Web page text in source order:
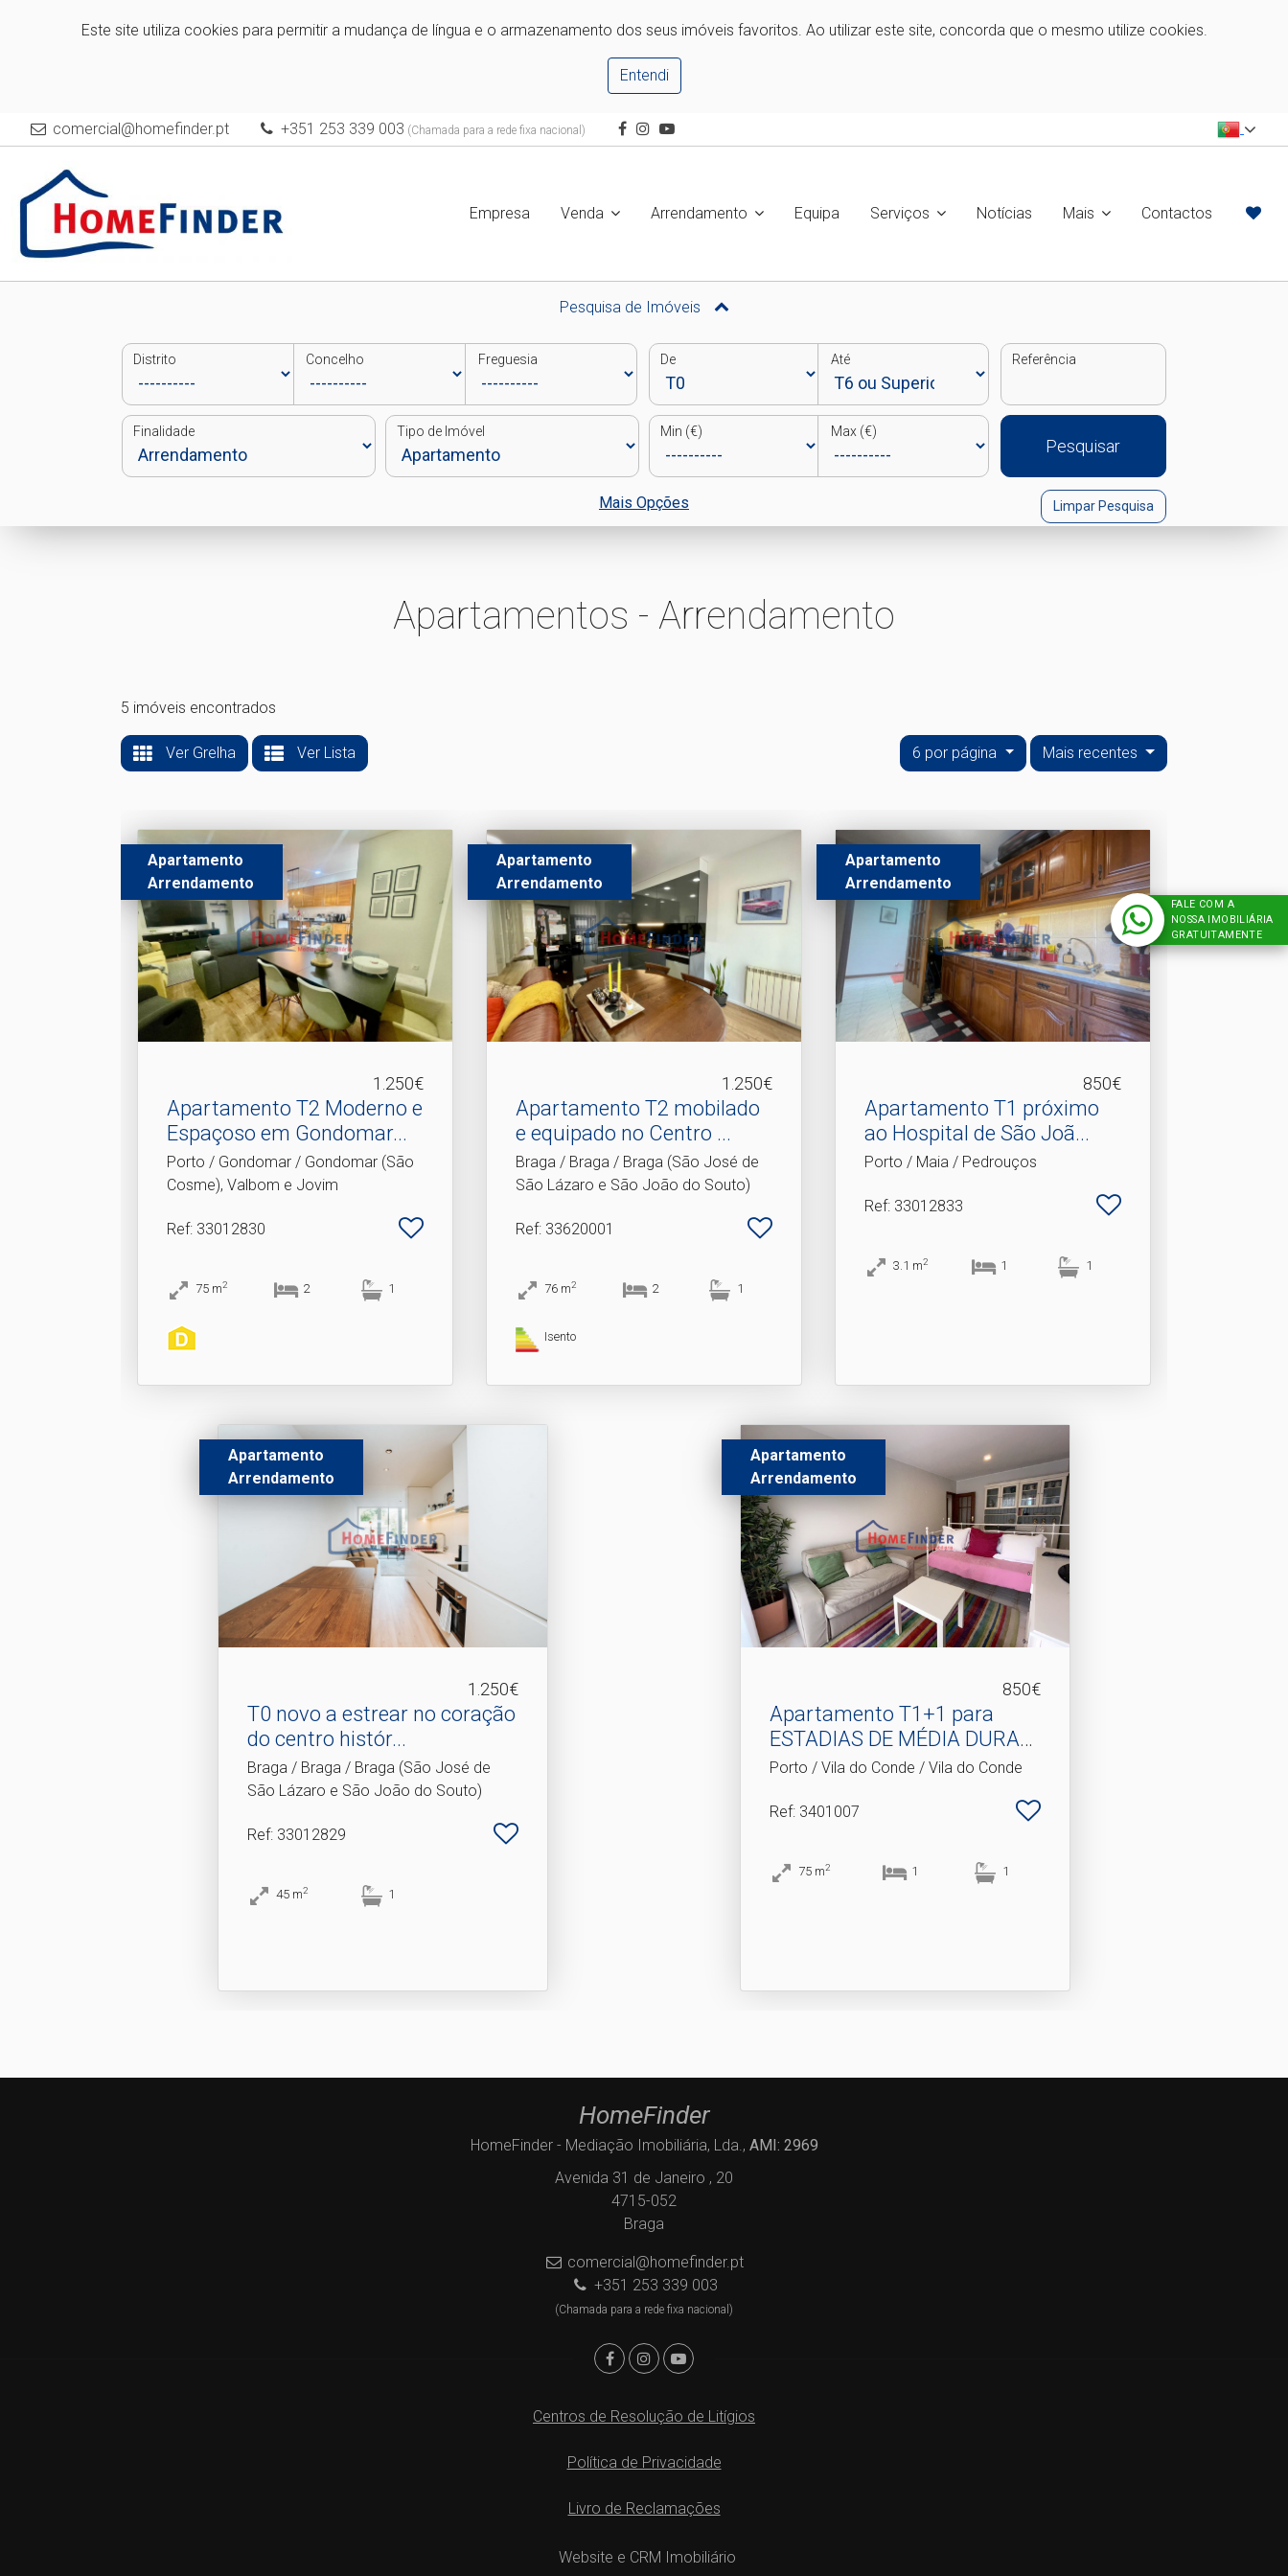
Este site utiliza cookies para permitir a mudança de língua e o armazenamento dos seus imóveis favoritos. Ao utilizar este site, concorda que o mesmo utilize cookies.
Entendi
comercial@homefinder.pt +351 253 339 003 (Chamada para a rede fixa nacional)
Empresa Venda Arrendamento Equipa Serviços Notícias Mais Contactos
Pesquisa de Imóveis
Distrito Concelho Freguesia De Até Referência
Finalidade Tipo de Imóvel Min (€) Max (€)
Pesquisar
Mais Opções Limpar Pesquisa
Apartamentos - Arrendamento
5 imóveis encontrados
Ver Grelha Ver Lista 6 por página Mais recentes
Apartamento
Arrendamento
1.250€
Apartamento T2 Moderno e
Espaçoso em Gondomar.​..
Porto / Gondomar / Gondomar (São
Cosme), Valbom e Jovim
Ref: 33012830
75 m2 2 1
Apartamento
Arrendamento
1.250€
Apartamento T2 mobilado
e equipado no Centro .​..
Braga / Braga / Braga (São José de
São Lázaro e São João do Souto)
Ref: 33620001
76 m2 2 1
Isento
Apartamento
Arrendamento
850€
Apartamento T1 próximo
ao Hospital de São Joã.​..
Porto / Maia / Pedrouços
Ref: 33012833
3.1 m2 1 1
Apartamento
Arrendamento
1.250€
T0 novo a estrear no coração
do centro histór.​..
Braga / Braga / Braga (São José de
São Lázaro e São João do Souto)
Ref: 33012829
45 m2 1
Apartamento
Arrendamento
850€
Apartamento T1+1 para
ESTADIAS DE MÉDIA DURAÇ.​
..
Porto / Vila do Conde / Vila do Conde
Ref: 3401007
75 m2 1 1
HomeFinder
HomeFinder - Mediação Imobiliária, Lda., AMI: 2969
Avenida 31 de Janeiro , 20
4715-052
Braga
comercial@homefinder.pt
+351 253 339 003
(Chamada para a rede fixa nacional)
Centros de Resolução de Litígios
Política de Privacidade
Livro de Reclamações
Website e CRM Imobiliário
FALE COM A
NOSSA IMOBILIÁRIA
GRATUITAMENTE